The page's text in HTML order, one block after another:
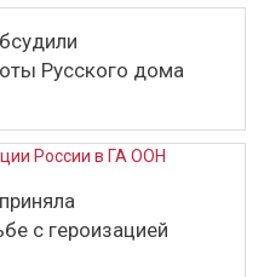
Русского дома
с героизацией